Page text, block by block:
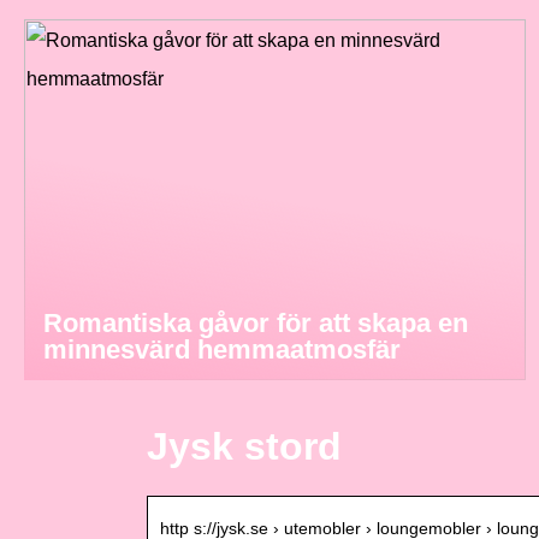
Romantiska gåvor för att skapa en
minnesvärd hemmaatmosfär
Jysk stord
http s://jysk.se › utemobler › loungemobler ›